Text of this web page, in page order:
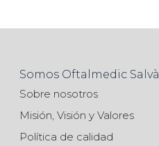
Somos Oftalmedic Salvà
Sobre nosotros
Misión, Visión y Valores
Política de calidad